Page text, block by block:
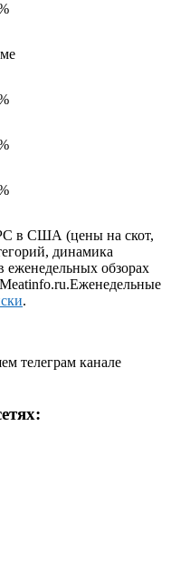
в США (цены на скот,
динамика
еженедельных обзорах
.
телеграм канале